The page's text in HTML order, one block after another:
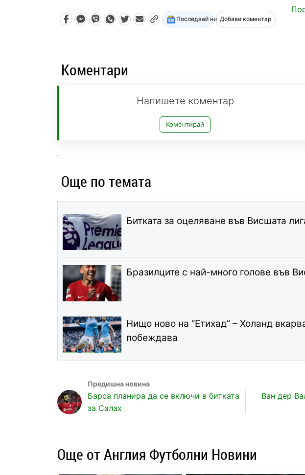
Последвай ни Добави коментар
Коментари
Напишете коментар
Коментирай
Още по темата
Битката за оцеляване във Висшата
Бразилците с най-много голове във
Нищо ново на “Етихад” – Холанд
побеждава
Барса планира да се включи в битката
за Салах
Ван дер
Още от Англия Футболни Новини